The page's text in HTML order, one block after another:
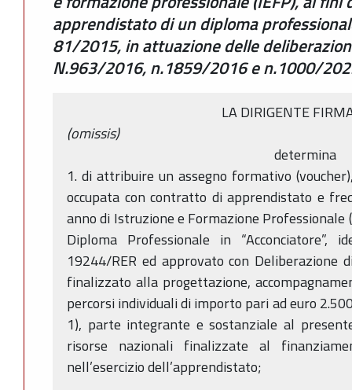
apprendistato di un diploma
81/2015, in attuazione delle
N.963/2016, n.1859/2016 e n.1000/
LA DIRIGENTE
(omissis)
determina
1. di attribuire un assegno formativo
occupata con contratto di apprendistato e
anno di Istruzione e Formazione Professionale
Diploma Professionale in “Acconciatore”,
19244/RER ed approvato con Deliberazione
finalizzato alla progettazione,
percorsi individuali di importo pari ad euro
1), parte integrante e sostanziale al
risorse nazionali finalizzate al
nell’esercizio dell’apprendistato;